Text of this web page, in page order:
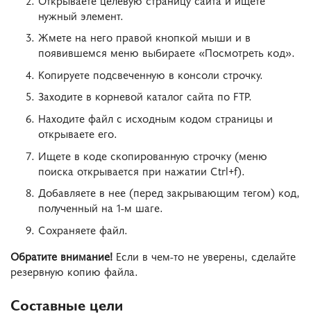
нужный элемент.
Жмете на него правой кнопкой мыши и в
появившемся меню выбираете «Посмотреть код».
Копируете подсвеченную в консоли строчку.
Заходите в корневой каталог сайта по FTP.
Находите файл с исходным кодом страницы и
открываете его.
Ищете в коде скопированную строчку (меню
поиска открывается при нажатии Ctrl+f).
Добавляете в нее (перед закрывающим тегом) код,
полученный на 1-м шаге.
Сохраняете файл.
Обратите внимание! Если в чем-то не уверены, сделайте
резервную копию файла.
Составные цели